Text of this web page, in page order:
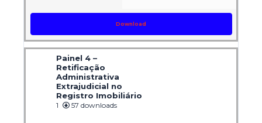
Download
Painel 4 –
Retificação
Administrativa
Extrajudicial no
Registro Imobiliário
1 57 downloads